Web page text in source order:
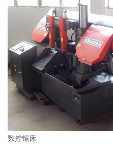
数控锯床